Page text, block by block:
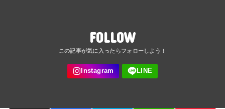
FOLLOW